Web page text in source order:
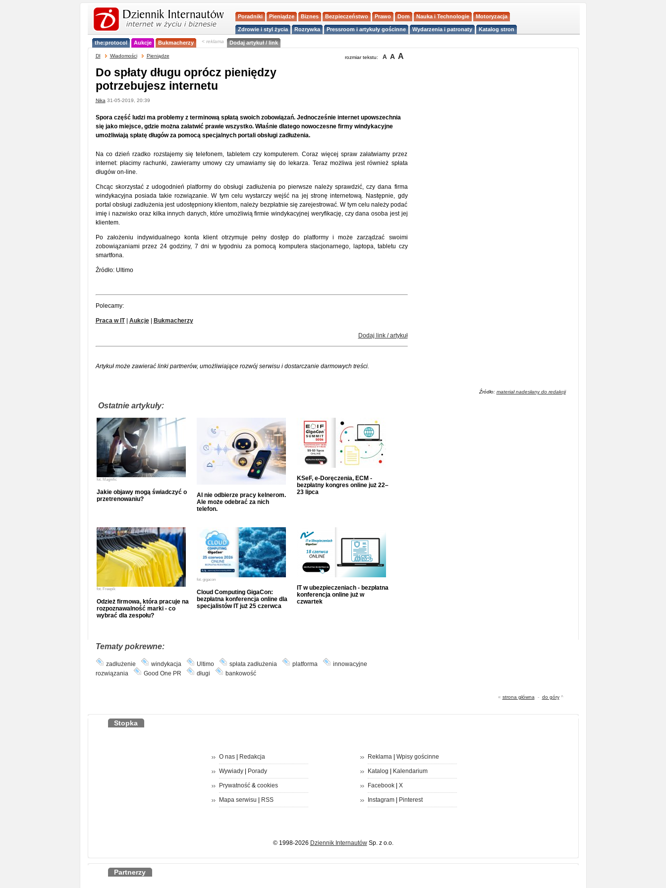
Poradniki Pieniądze Biznes Bezpieczeństwo Prawo Dom Nauka i Technologie Motoryzacja
Zdrowie i styl życia Rozrywka Pressroom i artykuły gościnne Wydarzenia i patronaty Katalog stron
the:protocol Aukcje Bukmacherzy < reklama Dodaj artykuł / link
DI Wiadomości Pieniądze rozmiar tekstu: A A A
Do spłaty długu oprócz pieniędzy
potrzebujesz internetu
Nika 31-05-2019, 20:39
Spora część ludzi ma problemy z terminową spłatą swoich zobowiązań. Jednocześnie internet upowszechnia
się jako miejsce, gdzie można załatwić prawie wszystko. Właśnie dlatego nowoczesne firmy windykacyjne
umożliwiają spłatę długów za pomocą specjalnych portali obsługi zadłużenia.
Na co dzień rzadko rozstajemy się telefonem, tabletem czy komputerem. Coraz więcej spraw załatwiamy przez
internet: płacimy rachunki, zawieramy umowy czy umawiamy się do lekarza. Teraz możliwa jest również spłata
długów on-line.
Chcąc skorzystać z udogodnień platformy do obsługi zadłużenia po pierwsze należy sprawdzić, czy dana firma
windykacyjna posiada takie rozwiązanie. W tym celu wystarczy wejść na jej stronę internetową. Następnie, gdy
portal obsługi zadłużenia jest udostępniony klientom, należy bezpłatnie się zarejestrować. W tym celu należy podać
imię i nazwisko oraz kilka innych danych, które umożliwią firmie windykacyjnej weryfikację, czy dana osoba jest jej
klientem.
Po założeniu indywidualnego konta klient otrzymuje pełny dostęp do platformy i może zarządzać swoimi
zobowiązaniami przez 24 godziny, 7 dni w tygodniu za pomocą komputera stacjonarnego, laptopa, tabletu czy
smartfona.
Źródło: Ultimo
Polecamy:
Praca w IT| Aukcje| Bukmacherzy
Dodaj link / artykuł
Artykuł może zawierać linki partnerów, umożliwiające rozwój serwisu i dostarczanie darmowych treści.
Źródło: materiał nadesłany do redakcji
Ostatnie artykuły:
fot. Magnific
Jakie objawy mogą świadczyć o
przetrenowaniu?
AI nie odbierze pracy kelnerom.
Ale może odebrać za nich
telefon.
KSeF, e-Doręczenia, ECM -
bezpłatny kongres online już 22–
23 lipca
fot. Freepik
Odzież firmowa, która pracuje na
rozpoznawalność marki - co
wybrać dla zespołu?
fot. gigacon
Cloud Computing GigaCon:
bezpłatna konferencja online dla
specjalistów IT już 25 czerwca
IT w ubezpieczeniach - bezpłatna
konferencja online już w
czwartek
Tematy pokrewne:
zadłużenie windykacja Ultimo spłata zadłużenia platforma
innowacyjne
rozwiązania
Good One PR długi bankowość
« strona główna - do góry^
Stopka
O nas| Redakcja
Wywiady| Porady
Prywatność& cookies
Mapa serwisu RSS
Reklama| Wpisy gościnne
Katalog Kalendarium
Facebook| X
Instagram| Pinterest
© 1998-2026 Dziennik InternautówSp. z o.o.
Partnerzy